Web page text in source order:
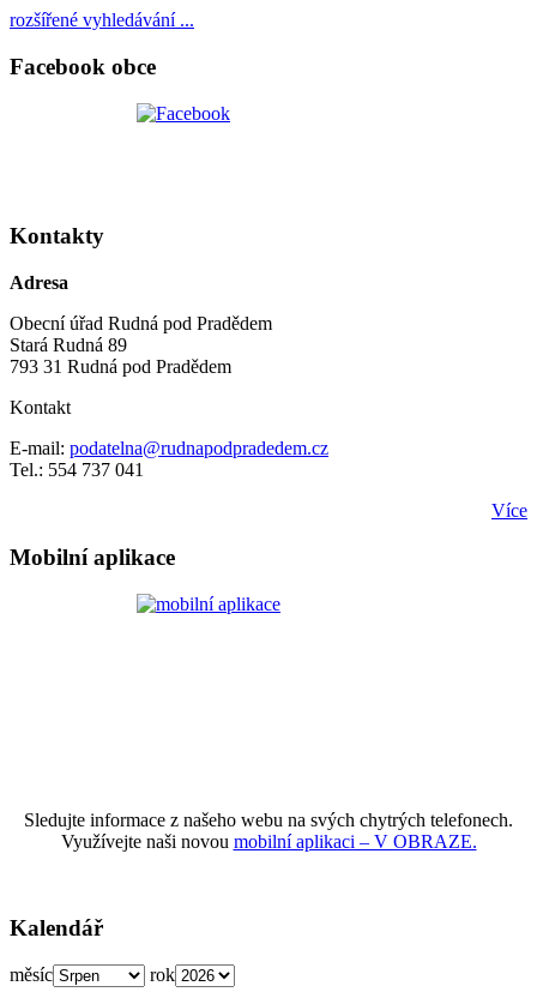
rozšířené vyhledávání ...
Facebook obce
Kontakty
Adresa
Obecní úřad Rudná pod Pradědem
Stará Rudná 89
793 31 Rudná pod Pradědem
Kontakt
E-mail: podatelna@rudnapodpradedem.cz
Tel.: 554 737 041
Více
Mobilní aplikace
Sledujte informace z našeho webu na svých chytrých telefonech.
Využívejte naši novou mobilní aplikaci – V OBRAZE.
Kalendář
měsíc rok